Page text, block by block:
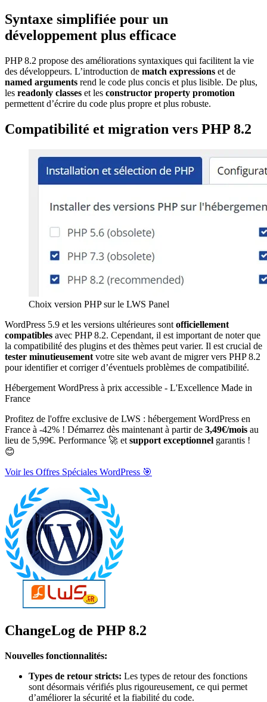
Syntaxe simplifiée pour un
développement plus efficace
PHP 8.2 propose des améliorations syntaxiques qui facilitent la vie
des développeurs. L’introduction de match expressions et de
named arguments rend le code plus concis et plus lisible. De plus,
les readonly classes et les constructor property promotion
permettent d’écrire du code plus propre et plus robuste.
Compatibilité et migration vers PHP 8.2
Choix version PHP sur le LWS Panel
WordPress 5.9 et les versions ultérieures sont officiellement
compatibles avec PHP 8.2. Cependant, il est important de noter que
la compatibilité des plugins et des thèmes peut varier. Il est crucial de
tester minutieusement votre site web avant de migrer vers PHP 8.2
pour identifier et corriger d’éventuels problèmes de compatibilité.
Hébergement WordPress à prix accessible - L'Excellence Made in
France
Profitez de l'offre exclusive de LWS : hébergement WordPress en
France à -42% ! Démarrez dès maintenant à partir de 3,49€/mois au
lieu de 5,99€. Performance 🚀 et support exceptionnel garantis !
😊
Voir les Offres Spéciales WordPress 🎯
ChangeLog de PHP 8.2
Nouvelles fonctionnalités:
Types de retour stricts: Les types de retour des fonctions
sont désormais vérifiés plus rigoureusement, ce qui permet
d’améliorer la sécurité et la fiabilité du code.